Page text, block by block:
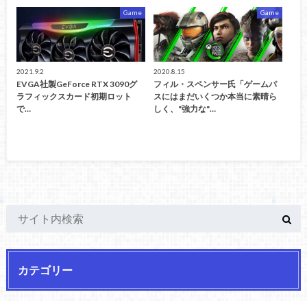
Game
2021.9.2
EVGA社製GeForce RTX 3090グ
ラフィックスカード初期ロット
で…
Game
2020.8.15
フィル・スペンサー氏「ゲームパ
スにはまだいくつか本当に素晴ら
しく、"強力な"…
カテゴリー